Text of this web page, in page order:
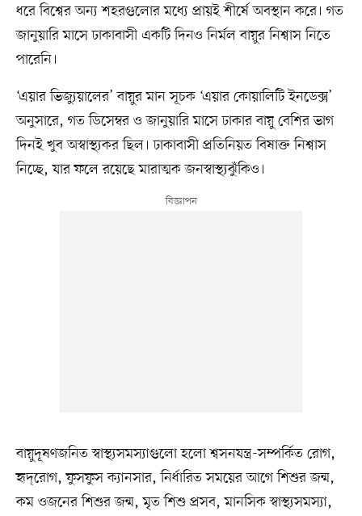
ধরে বিশ্বের অন্য শহরগুলোর মধ্যে প্রায়ই শীর্ষে অবস্থান করে। গত
জানুয়ারি মাসে ঢাকাবাসী একটি দিনও নির্মল বায়ুর নিশ্বাস নিতে
পারেনি।
‘এয়ার ভিজ্যুয়ালের’ বায়ুর মান সূচক ‘এয়ার কোয়ালিটি ইনডেক্স’
অনুসারে, গত ডিসেম্বর ও জানুয়ারি মাসে ঢাকার বায়ু বেশির ভাগ
দিনই খুব অস্বাস্থ্যকর ছিল। ঢাকাবাসী প্রতিনিয়ত বিষাক্ত নিশ্বাস
নিচ্ছে, যার ফলে রয়েছে মারাত্মক জনস্বাস্থ্যঝুঁকিও।
বায়ুদূষণজনিত স্বাস্থ্যসমস্যাগুলো হলো শ্বসনযন্ত্র-সম্পর্কিত রোগ,
হৃদ্‌রোগ, ফুসফুস ক্যানসার, নির্ধারিত সময়ের আগে শিশুর জন্ম,
কম ওজনের শিশুর জন্ম, মৃত শিশু প্রসব, মানসিক স্বাস্থ্যসমস্যা,